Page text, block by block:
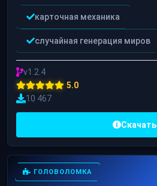
карточная механика
случайная генерация миров
v1.2.4
5.0
10 467
Скачать
ГОЛОВОЛОМКА